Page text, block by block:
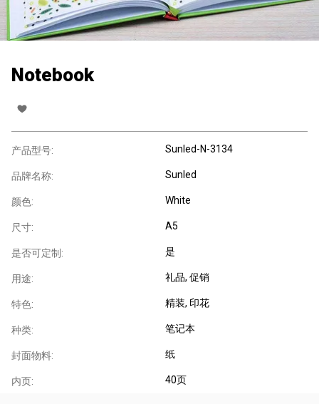
Notebook
产品型号: Sunled-N-3134
品牌名称: Sunled
颜色: White
尺寸: A5
是否可定制: 是
用途: 礼品, 促销
特色: 精装, 印花
种类: 笔记本
封面物料: 纸
内页: 40页